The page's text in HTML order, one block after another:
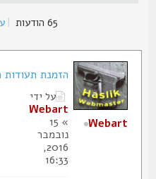
|עמוד1
הזמנת תעודות
על ידי
Webart
נובמבר
2016,
16:33
Webart